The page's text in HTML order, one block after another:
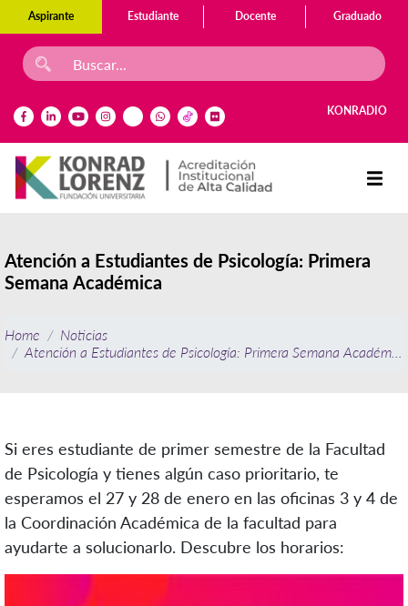
Aspirante Estudiante Docente Graduado
KONRADIO
Atención a Estudiantes de Psicología: Primera
Semana Académica
Home
Noticias
Atención a Estudiantes de Psicología: Primera Semana Académica
Si eres estudiante de primer semestre de la Facultad
de Psicología y tienes algún caso prioritario, te
esperamos el 27 y 28 de enero en las oficinas 3 y 4 de
la Coordinación Académica de la facultad para
ayudarte a solucionarlo. Descubre los horarios: